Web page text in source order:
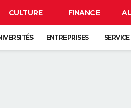
CULTURE FINANCE
ENTREPRISES